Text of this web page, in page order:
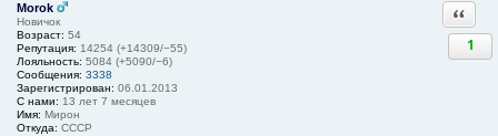
Morok
Новичок
Возраст: 54
Репутация: 14254 (+14309/−55)
Лояльность: 5084 (+5090/−6)
Сообщения: 3338
Зарегистрирован: 06.01.2013
С нами: 13 лет 7 месяцев
Имя: Мирон
Откуда: СССР
1